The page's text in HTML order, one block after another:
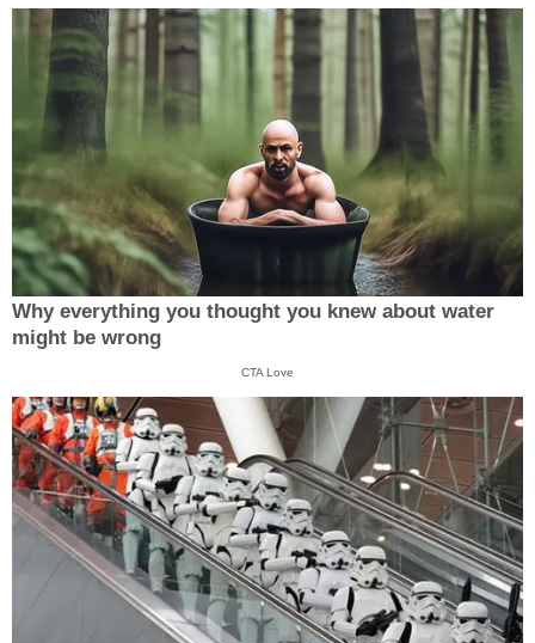
Why everything you thought you knew about water
might be wrong
CTA Love